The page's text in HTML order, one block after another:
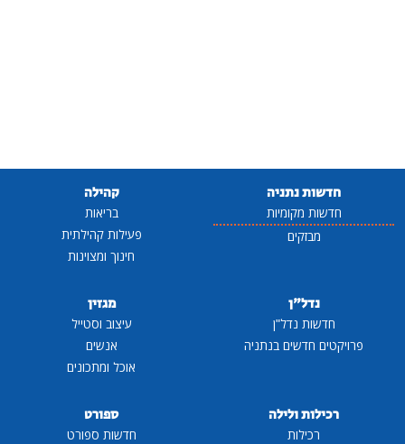
חדשות נתניה
חדשות מקומיות
מבזקים
קהילה
בריאות
פעילות קהילתית
חינוך ומצוינות
נדל"ן
חדשות נדל"ן
פרויקטים חדשים בנתניה
מגזין
עיצוב וסטייל
אנשים
אוכל ומתכונים
רכילות ולילה
רכילות
ספורט
חדשות ספורט